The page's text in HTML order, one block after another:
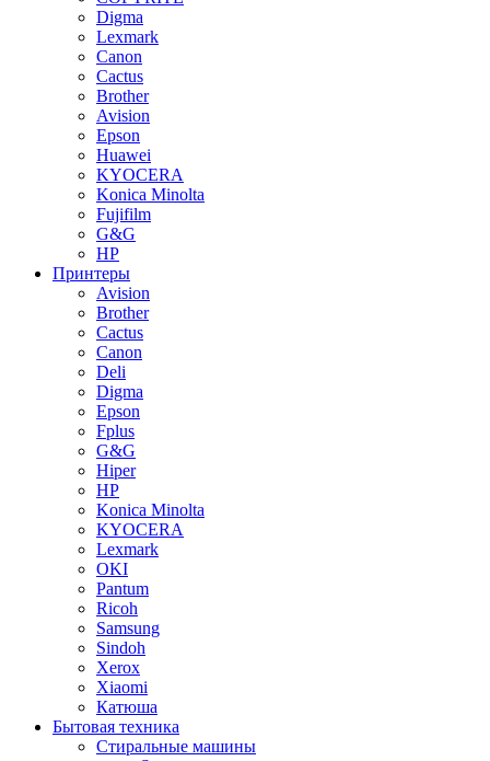
Digma
Lexmark
Canon
Cactus
Brother
Avision
Epson
Huawei
KYOCERA
Konica Minolta
Fujifilm
G&G
HP
Принтеры
Avision
Brother
Cactus
Canon
Deli
Digma
Epson
Fplus
G&G
Hiper
HP
Konica Minolta
KYOCERA
Lexmark
OKI
Pantum
Ricoh
Samsung
Sindoh
Xerox
Xiaomi
Катюша
Бытовая техника
Стиральные машины